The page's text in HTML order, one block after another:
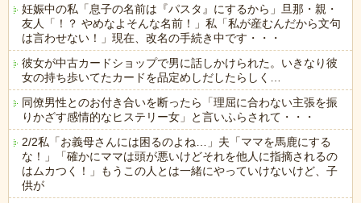
妊娠中の私「息子の名前は『パスタ』にするから」旦那・親・
友人「！？ やめなよそんな名前！」私「私が産むんだから文句
は言わせない！」現在、改名の手続き中です・・・
彼女が中古カードショップで男に話しかけられた。いきなり彼
女の持ち歩いてたカードを品定めしだしたらしく…
同僚男性とのお付き合いを断ったら「理屈に合わない主張を振
りかざす感情的なヒステリー女」と言いふらされて・・・
2/2私「お義母さんには困るのよね…」夫「ママを馬鹿にする
な！」「確かにママは頭が悪いけどそれを他人に指摘されるの
はムカつく！」もうこの人とは一緒にやっていけないけど、子
供が